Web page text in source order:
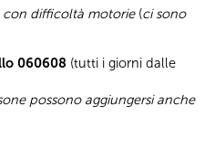
con difficoltà motorie(ci sono
060608 (tutti i giorni dalle
possono aggiungersi anche